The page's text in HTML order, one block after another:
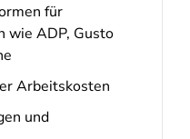
für
wie ADP, Gusto
Arbeitskosten
und